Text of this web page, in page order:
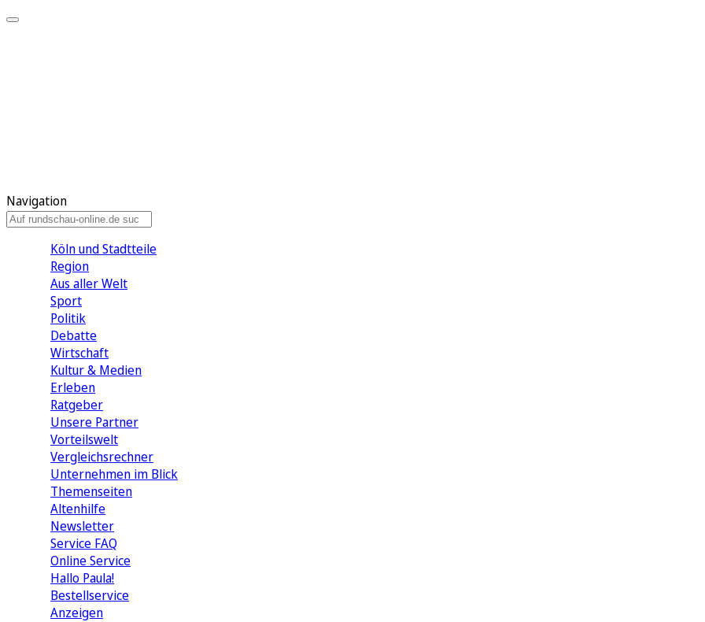
Navigation
Köln und Stadtteile
Region
Aus aller Welt
Sport
Politik
Debatte
Wirtschaft
Kultur & Medien
Erleben
Ratgeber
Unsere Partner
Vorteilswelt
Vergleichsrechner
Unternehmen im Blick
Themenseiten
Altenhilfe
Newsletter
Service FAQ
Online Service
Hallo Paula!
Bestellservice
Anzeigen